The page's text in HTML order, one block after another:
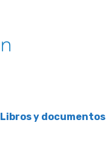
Libros y documentos